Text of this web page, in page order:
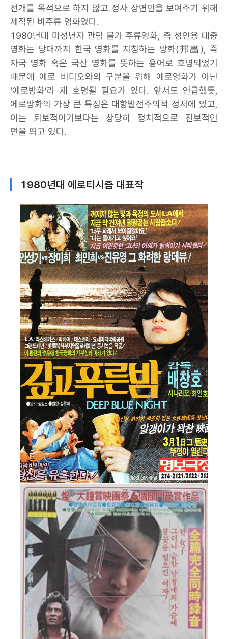
전개를 목적으로 하지 않고 정사 장면만을 보여주기 위해
제작된 비주류 영화였다.
1980년대 미성년자 관람 불가 주류영화, 즉 성인용 대중
영화는 당대까지 한국 영화를 지칭하는 방화(邦畵), 즉
자국 영화 혹은 국산 영화를 뜻하는 용어로 호명되었기
때문에 에로 비디오와의 구분을 위해 에로영화가 아닌
‘에로방화’라 재 호명될 필요가 있다. 앞서도 언급했듯,
에로방화의 가장 큰 특징은 대항발전주의적 정서에 있고,
이는 퇴보적이기보다는 상당히 정치적으로 진보적인
면을 띄고 있다.
1980년대 에로티시즘 대표작